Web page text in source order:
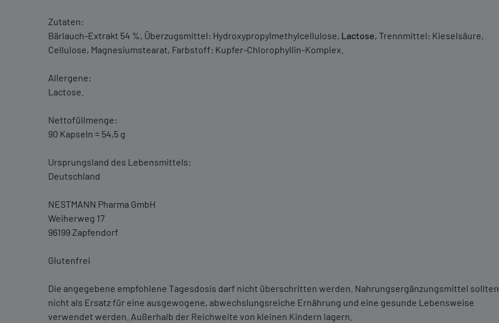
Zutaten:
Bärlauch-Extrakt 54 %, Überzugsmittel: Hydroxypropylmethylcellulose, Lactose, Trennmittel: Kieselsäure,
Cellulose, Magnesiumstearat, Farbstoff: Kupfer-Chlorophyllin-Komplex.
Allergene:
Lactose.
Nettofüllmenge:
90 Kapseln = 54,5 g
Ursprungsland des Lebensmittels:
Deutschland
NESTMANN Pharma GmbH
Weiherweg 17
96199 Zapfendorf
Glutenfrei
Die angegebene empfohlene Tagesdosis darf nicht überschritten werden. Nahrungsergänzungsmittel sollten
nicht als Ersatz für eine ausgewogene, abwechslungsreiche Ernährung und eine gesunde Lebensweise
verwendet werden. Außerhalb der Reichweite von kleinen Kindern lagern.